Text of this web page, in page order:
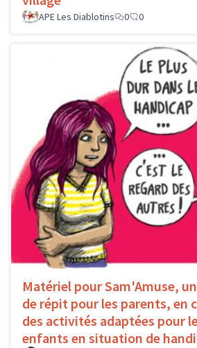
APE Les Diablotins
0 0
Matériel pour Sam'Amuse,
de répit pour les parents, en
des activités adaptées pour
enfants en situation de